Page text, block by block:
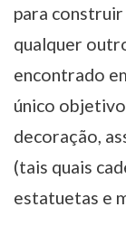
para
qualquer
encontrado
único
decoração,
(tais quais
estatuetas e